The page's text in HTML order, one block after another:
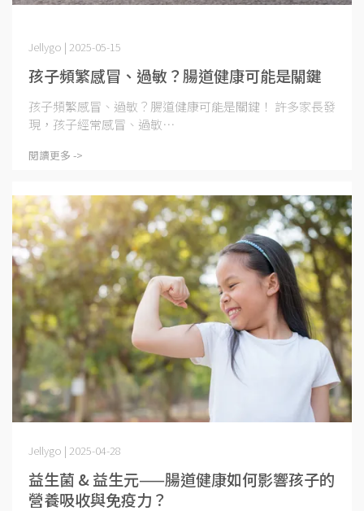
孩子頻繁感冒、過敏？腸道健康可能是關鍵
Jellygo | 2025-05-15
孩子頻繁感冒、過敏？腸道健康可能是關鍵！ 許多家長發
現，孩子經常感冒、過敏⋯
閱讀更多 ->
益生菌 & 益生元——腸道健康如何影響孩子的
營養吸收與免疫力？
Jellygo | 2025-04-28